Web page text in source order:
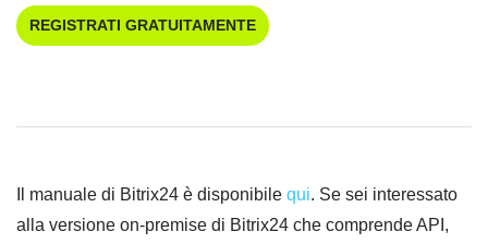
REGISTRATI GRATUITAMENTE
Il manuale di Bitrix24 è disponibile qui. Se sei interessato
alla versione on-premise di Bitrix24 che comprende API,